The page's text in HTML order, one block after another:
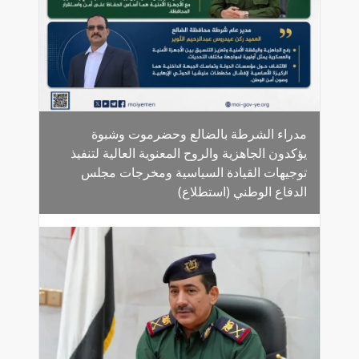
مدراء الشرطة بالضالع وحضرموت وشبوة
يؤكدون الجاهزية والروح المعنوية العالية لتنفيذ
توجيهات القيادة السياسية ومخرجات مجلس
الدفاع الوطني (استطلاع)